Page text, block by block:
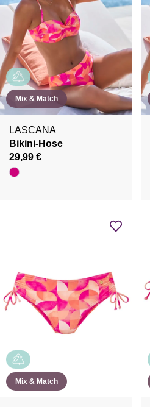
Mix & Match
LASCANA
Bikini-Hose
29,99 €
Mix & Match